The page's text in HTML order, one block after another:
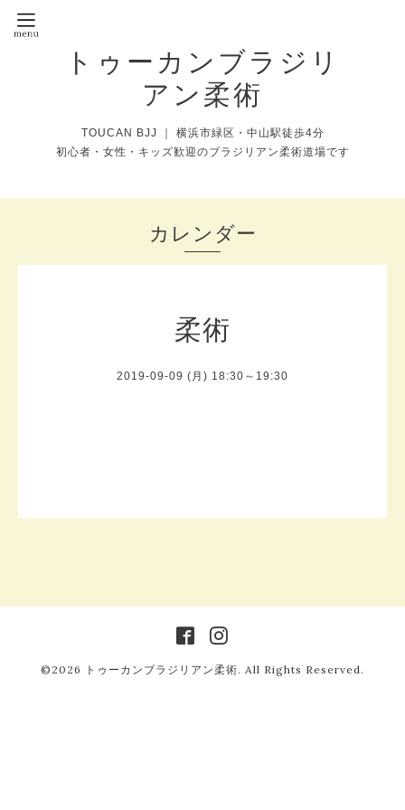
トゥーカンブラジリ
アン柔術
TOUCAN BJJ ｜ 横浜市緑区・中山駅徒歩4分
初心者・女性・キッズ歓迎のブラジリアン柔術道場です
カレンダー
柔術
2019-09-09 (月) 18:30～19:30
©2026 トゥーカンブラジリアン柔術. All Rights Reserved.